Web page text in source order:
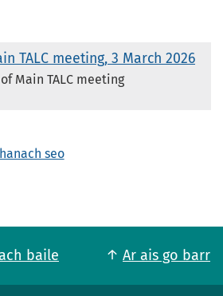
TALC meeting, 3 March 2026
Main TALC meeting
seo
baile Ar ais go barr